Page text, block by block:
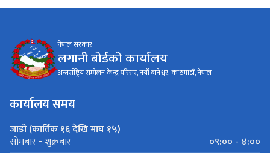
नेपाल सरकार
लगानी बोर्डको कार्यालय
अन्तर्राष्ट्रिय सम्मेलन केन्द्र परिसर, नयाँ बानेश्वर, काठमाडौं, नेपाल
कार्यालय समय
जाडो (कार्तिक १६ देखि माघ १५)
सोमबार - शुक्रबार
०९:०० - ४:००